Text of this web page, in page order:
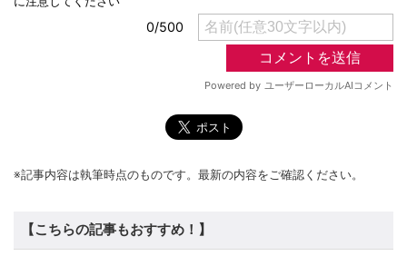
※記事内容は執筆時点のものです。最新の内容をご確認ください。
【こちらの記事もおすすめ！】